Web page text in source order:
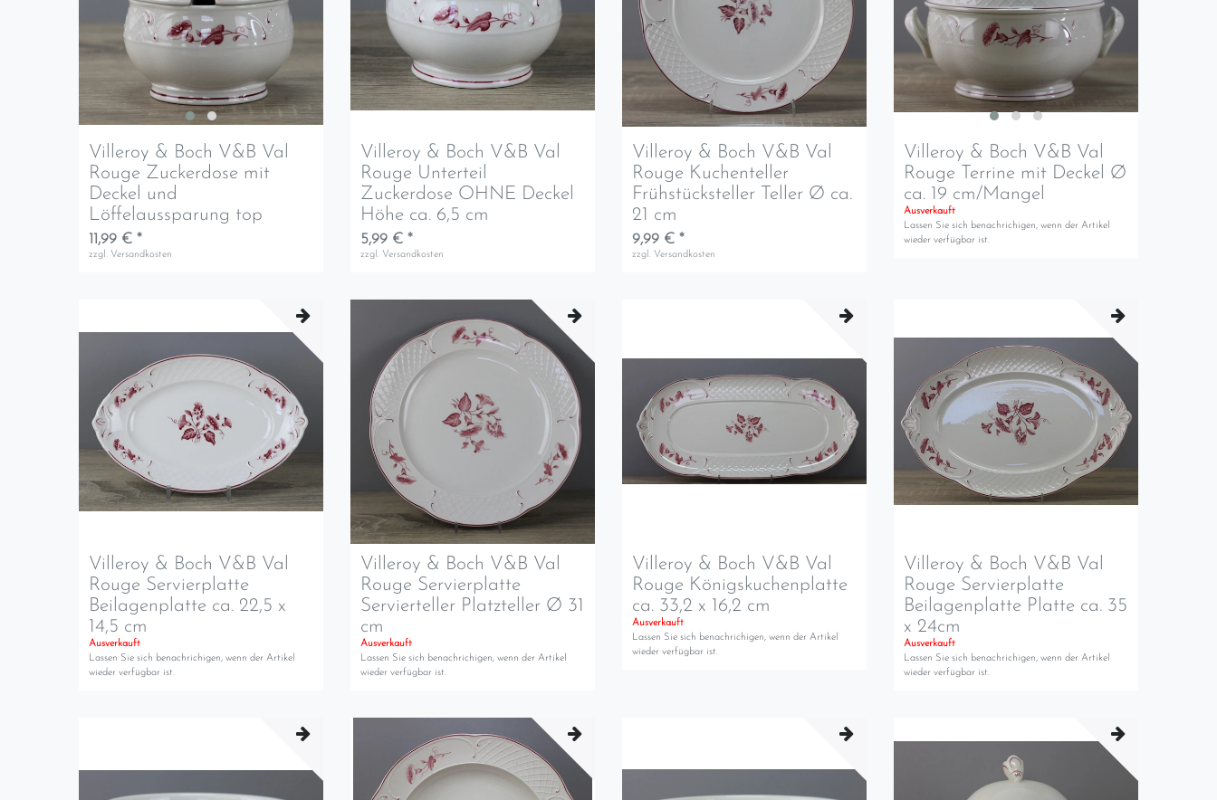
Villeroy & Boch V&B Val
Rouge Zuckerdose mit
Deckel und
Löffelaussparung top
11,99 € *
zzgl. Versandkosten
Villeroy & Boch V&B Val
Rouge Unterteil
Zuckerdose OHNE Deckel
Höhe ca. 6,5 cm
5,99 € *
zzgl. Versandkosten
Villeroy & Boch V&B Val
Rouge Kuchenteller
Frühstücksteller Teller Ø ca.
21 cm
9,99 € *
zzgl. Versandkosten
Villeroy & Boch V&B Val
Rouge Terrine mit Deckel Ø
ca. 19 cm/Mangel
Ausverkauft
Lassen Sie sich benachrichigen, wenn der Artikel
wieder verfügbar ist.
Villeroy & Boch V&B Val
Rouge Servierplatte
Beilagenplatte ca. 22,5 x
14,5 cm
Ausverkauft
Lassen Sie sich benachrichigen, wenn der Artikel
wieder verfügbar ist.
Villeroy & Boch V&B Val
Rouge Servierplatte
Servierteller Platzteller Ø 31
cm
Ausverkauft
Lassen Sie sich benachrichigen, wenn der Artikel
wieder verfügbar ist.
Villeroy & Boch V&B Val
Rouge Königskuchenplatte
ca. 33,2 x 16,2 cm
Ausverkauft
Lassen Sie sich benachrichigen, wenn der Artikel
wieder verfügbar ist.
Villeroy & Boch V&B Val
Rouge Servierplatte
Beilagenplatte Platte ca. 35
x 24cm
Ausverkauft
Lassen Sie sich benachrichigen, wenn der Artikel
wieder verfügbar ist.